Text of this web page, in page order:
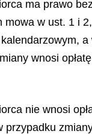
ma prawo
mowa w ust. 1 i
a
wnosi
nie wnosi
przypadku